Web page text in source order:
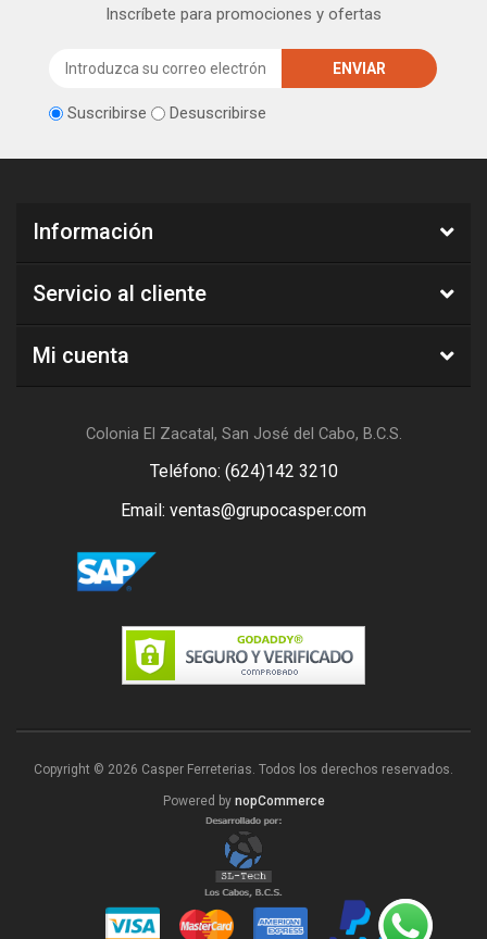
Inscríbete para promociones y ofertas
Suscribirse Desuscribirse
Información
Servicio al cliente
Mi cuenta
Colonia El Zacatal, San José del Cabo, B.C.S.
Teléfono: (624)142 3210
Email: ventas@grupocasper.com
Copyright © 2026 Casper Ferreterias. Todos los derechos reservados.
Powered by nopCommerce